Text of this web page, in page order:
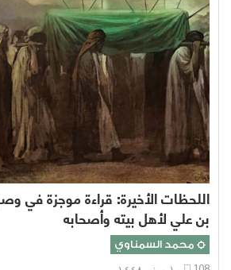
اللحظات الأخيرة: قراءة موجزة في
بن علي لأهل بيته وأصحابه
محمد السمناوي